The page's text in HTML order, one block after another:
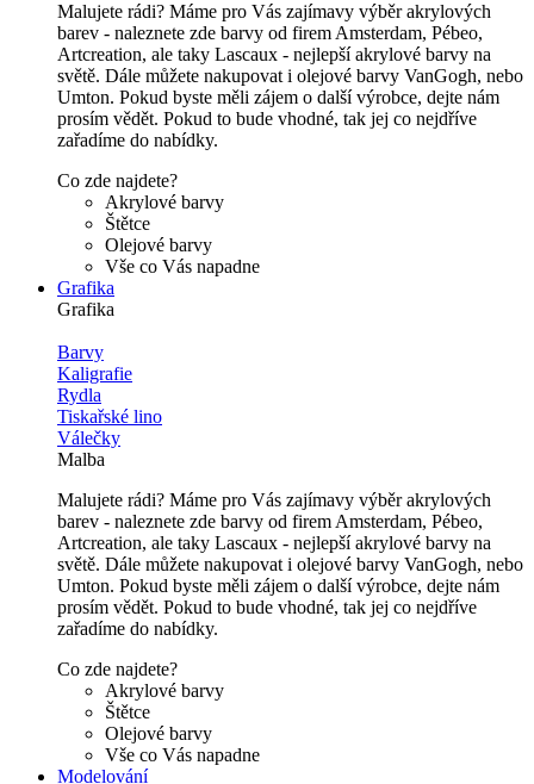
Malujete rádi? Máme pro Vás zajímavy výběr akrylových
barev - naleznete zde barvy od firem Amsterdam, Pébeo,
Artcreation, ale taky Lascaux - nejlepší akrylové barvy na
světě. Dále můžete nakupovat i olejové barvy VanGogh, nebo
Umton. Pokud byste měli zájem o další výrobce, dejte nám
prosím vědět. Pokud to bude vhodné, tak jej co nejdříve
zařadíme do nabídky.
Co zde najdete?
Akrylové barvy
Štětce
Olejové barvy
Vše co Vás napadne
Grafika
Grafika
Barvy
Kaligrafie
Rydla
Tiskařské lino
Válečky
Malba
Malujete rádi? Máme pro Vás zajímavy výběr akrylových
barev - naleznete zde barvy od firem Amsterdam, Pébeo,
Artcreation, ale taky Lascaux - nejlepší akrylové barvy na
světě. Dále můžete nakupovat i olejové barvy VanGogh, nebo
Umton. Pokud byste měli zájem o další výrobce, dejte nám
prosím vědět. Pokud to bude vhodné, tak jej co nejdříve
zařadíme do nabídky.
Co zde najdete?
Akrylové barvy
Štětce
Olejové barvy
Vše co Vás napadne
Modelování